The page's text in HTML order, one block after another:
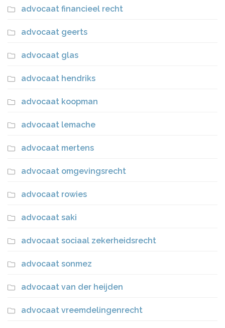
advocaat financieel recht
advocaat geerts
advocaat glas
advocaat hendriks
advocaat koopman
advocaat lemache
advocaat mertens
advocaat omgevingsrecht
advocaat rowies
advocaat saki
advocaat sociaal zekerheidsrecht
advocaat sonmez
advocaat van der heijden
advocaat vreemdelingenrecht